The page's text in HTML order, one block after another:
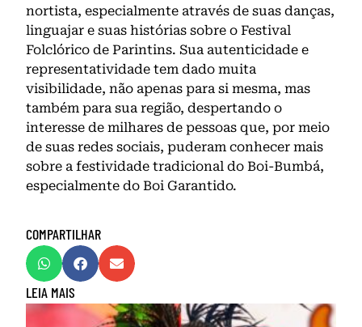
nortista, especialmente através de suas danças,
linguajar e suas histórias sobre o Festival
Folclórico de Parintins. Sua autenticidade e
representatividade tem dado muita
visibilidade, não apenas para si mesma, mas
também para sua região, despertando o
interesse de milhares de pessoas que, por meio
de suas redes sociais, puderam conhecer mais
sobre a festividade tradicional do Boi-Bumbá,
especialmente do Boi Garantido.
COMPARTILHAR
LEIA MAIS